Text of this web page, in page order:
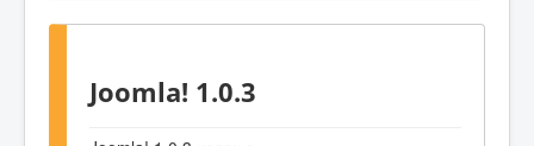
Joomla! 1.0.3